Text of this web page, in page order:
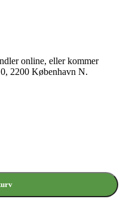
online, eller kommer
2200 København N.